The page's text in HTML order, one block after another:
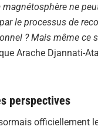
magnétosphère ne
le processus de
? Mais même
Arache Djannati-
perspectives
officiellement